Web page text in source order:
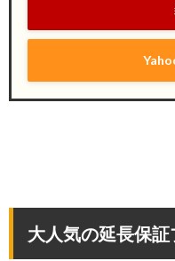
大人気の延長保証